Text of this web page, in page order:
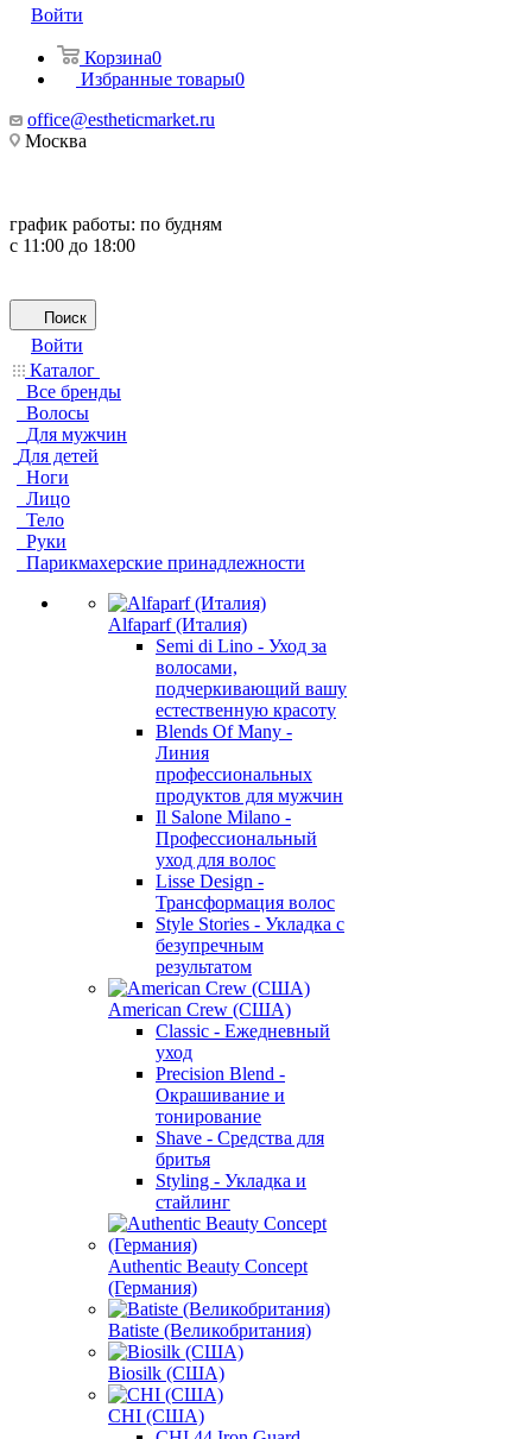
Войти
Корзина0
Избранные товары0
office@estheticmarket.ru
Москва
график работы: по будням
с 11:00 до 18:00
Поиск
Войти
Каталог
Все бренды
Волосы
Для мужчин
Для детей
Ноги
Лицо
Тело
Руки
Парикмахерские принадлежности
Alfaparf (Италия)
Semi di Lino - Уход за
волосами,
подчеркивающий вашу
естественную красоту
Blends Of Many -
Линия
профессиональных
продуктов для мужчин
Il Salone Milano -
Профессиональный
уход для волос
Lisse Design -
Трансформация волос
Style Stories - Укладка с
безупречным
результатом
American Crew (США)
Classic - Ежедневный
уход
Precision Blend -
Окрашивание и
тонирование
Shave - Средства для
бритья
Styling - Укладка и
стайлинг
Authentic Beauty Concept
(Германия)
Batiste (Великобритания)
Biosilk (США)
CHI (США)